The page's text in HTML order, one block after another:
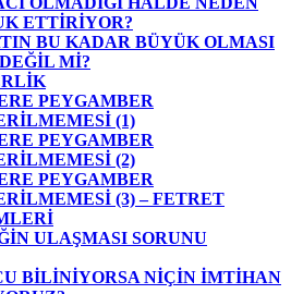
ETTİRİYOR?
BU KADAR BÜYÜK OLMASI
Mİ?
PEYGAMBER
(1)
PEYGAMBER
(2)
PEYGAMBER
(3) – FETRET
ULAŞMASI SORUNU
BİLİNİYORSA NİÇİN İMTİHAN